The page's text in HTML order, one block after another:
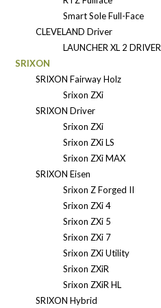
Smart Sole Full-Face
CLEVELAND Driver
LAUNCHER XL 2 DRIVER
SRIXON
SRIXON Fairway Holz
Srixon ZXi
SRIXON Driver
Srixon ZXi
Srixon ZXi LS
Srixon ZXi MAX
SRIXON Eisen
Srixon Z Forged II
Srixon ZXi 4
Srixon ZXi 5
Srixon ZXi 7
Srixon ZXi Utility
Srixon ZXiR
Srixon ZXiR HL
SRIXON Hybrid